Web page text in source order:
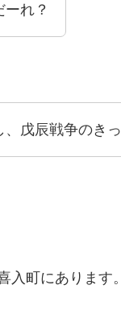
れ？
戊辰戦争のき
入町にあります。